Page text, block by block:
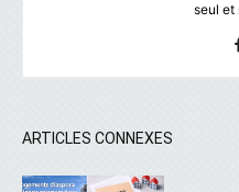
seul et
ARTICLES CONNEXES